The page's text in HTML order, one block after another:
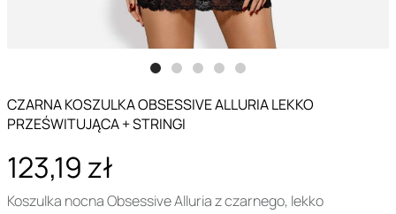
CZARNA KOSZULKA OBSESSIVE ALLURIA LEKKO
PRZEŚWITUJĄCA + STRINGI
123,19 zł
Koszulka nocna Obsessive Alluria z czarnego, lekko